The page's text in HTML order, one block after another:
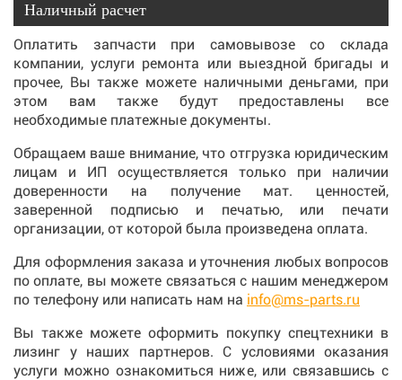
Наличный расчет
Оплатить запчасти при самовывозе со склада
компании, услуги ремонта или выездной бригады и
прочее, Вы также можете наличными деньгами, при
этом вам также будут предоставлены все
необходимые платежные документы.
Обращаем ваше внимание, что отгрузка юридическим
лицам и ИП осуществляется только при наличии
доверенности на получение мат. ценностей,
заверенной подписью и печатью, или печати
организации, от которой была произведена оплата.
Для оформления заказа и уточнения любых вопросов
по оплате, вы можете связаться с нашим менеджером
по телефону или написать нам на info@ms-parts.ru
Вы также можете оформить покупку спецтехники в
лизинг у наших партнеров. С условиями оказания
услуги можно ознакомиться ниже, или связавшись с